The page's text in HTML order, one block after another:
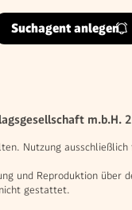
Suchagent anlegen
m.b.H.
Nutzung
und Reproduktion über
gestattet.